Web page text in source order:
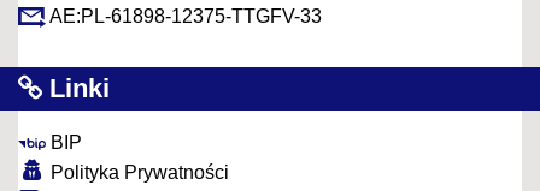
AE:PL-61898-12375-TTGFV-33
Linki
BIP
Polityka Prywatności